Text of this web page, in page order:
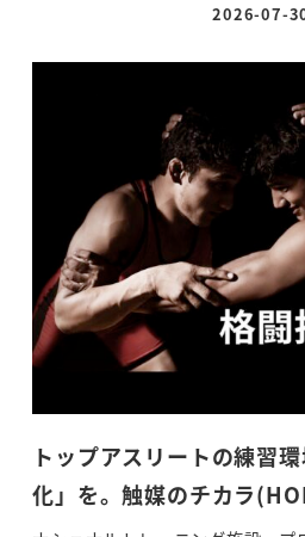
投稿日
2026-07-
トップアスリートの練習
化」を。触媒のチカラ